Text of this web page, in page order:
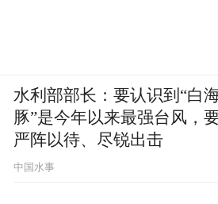
水利部部长：要认识到“白
豚”是今年以来最强台风，
严阵以待、尽锐出击
中国水事